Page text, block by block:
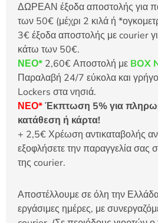
ΔΩΡΕΑΝ έξοδα αποστολής για
των 50€ (μέχρι 2 κιλά ή
3€ έξοδα αποστολής με courier
κάτω των 50€.
ΝΕΟ* 2,60€ Αποστολή με BOX
Παραλαβή 24/7 εύκολα και
Lockers στα νησιά.
ΝΕΟ*Έκπτωση 5% για
κατάθεση ή κάρτα!
+ 2,5€ Χρέωση αντικαταβολής αν
εξοφλήσετε την παραγγελία σας
της courier.
Αποστέλλουμε σε όλη την
εργάσιμες ημέρες, με